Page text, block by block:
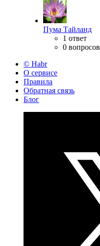
Пума Тайланд
1 ответ
0 вопросов
© Habr
О сервисе
Правила
Обратная связь
Блог